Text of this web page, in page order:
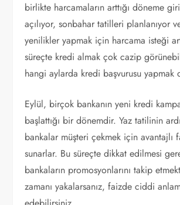
birlikte harcamaların arttığı döneme
açılıyor, sonbahar tatilleri planlanıyor
yenilikler yapmak için harcama isteği
süreçte kredi almak çok cazip
hangi aylarda kredi başvurusu yapmak
Eylül, birçok bankanın yeni kredi
başlattığı bir dönemdir. Yaz tatilinin
bankalar müşteri çekmek için avantajlı
sunarlar. Bu süreçte dikkat edilmesi
bankaların promosyonlarını takip
zamanı yakalarsanız, faizde ciddi